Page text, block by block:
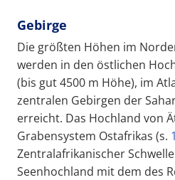
Gebirge
Die größten Höhen im
werden in den östlichen
(bis gut 4500 m Höhe), im
zentralen Gebirgen der
erreicht. Das Hochland von
Grabensystem Ostafrikas (s.
Zentralafrikanischer
Seenhochland mit dem des